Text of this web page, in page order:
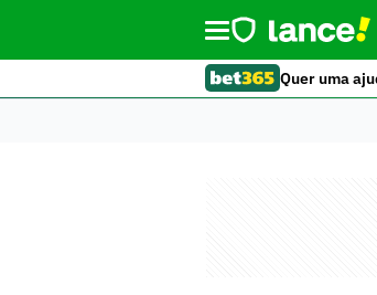
Quer uma